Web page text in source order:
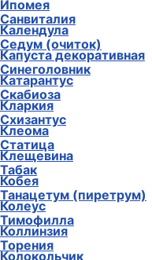
Санвиталия
Седум (очиток)
Синеголовник
Скабиоза
Схизантус
Статица
Табак
Танацетум (пиретрум)
Тимофилла
Торения
Ипомея
Календула
Капуста декоративная
Катарантус
Кларкия
Клеома
Клещевина
Кобея
Колеус
Коллинзия
Колокольчик